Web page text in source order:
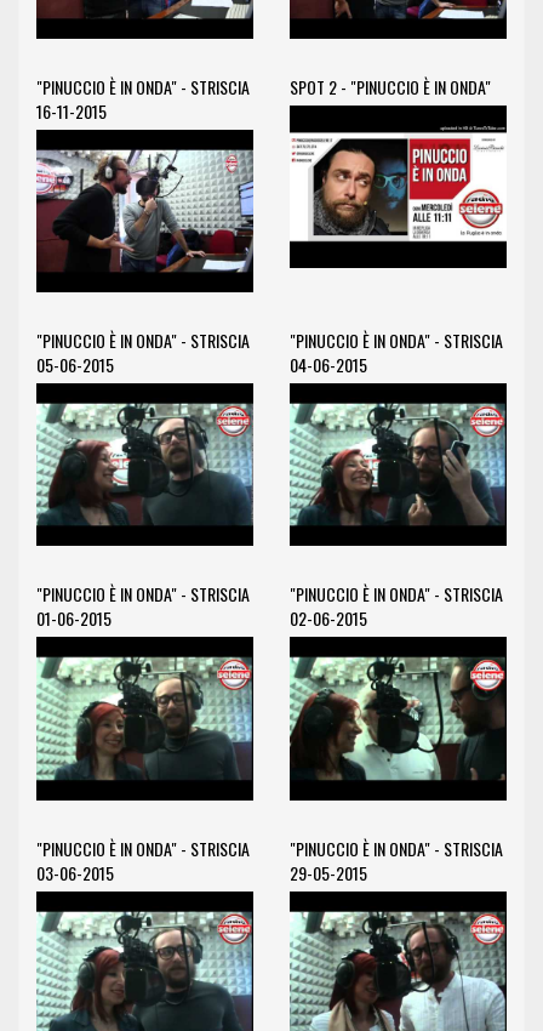
"PINUCCIO È IN ONDA" - STRISCIA
16-11-2015
SPOT 2 - "PINUCCIO È IN ONDA"
"PINUCCIO È IN ONDA" - STRISCIA
05-06-2015
"PINUCCIO È IN ONDA" - STRISCIA
04-06-2015
"PINUCCIO È IN ONDA" - STRISCIA
01-06-2015
"PINUCCIO È IN ONDA" - STRISCIA
02-06-2015
"PINUCCIO È IN ONDA" - STRISCIA
03-06-2015
"PINUCCIO È IN ONDA" - STRISCIA
29-05-2015